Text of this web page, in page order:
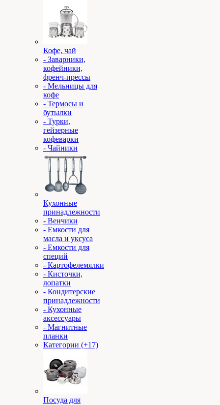
Кофе, чай
- Заварники,
кофейники,
френч-прессы
- Мельницы для
кофе
- Термосы и
бутылки
- Турки,
гейзерные
кофеварки
- Чайники
Кухонные
принадлежности
- Венчики
- Емкости для
масла и уксуса
- Емкости для
специй
- Картофелемялки
- Кисточки,
лопатки
- Кондитерские
принадлежности
- Кухонные
аксессуары
- Магнитные
планки
Категории (+17)
Посуда для